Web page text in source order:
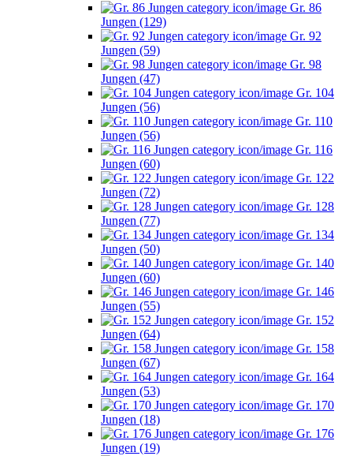
Gr. 86
Jungen (129)
Gr. 92
Jungen (59)
Gr. 98
Jungen (47)
Gr. 104
Jungen (56)
Gr. 110
Jungen (56)
Gr. 116
Jungen (60)
Gr. 122
Jungen (72)
Gr. 128
Jungen (77)
Gr. 134
Jungen (50)
Gr. 140
Jungen (60)
Gr. 146
Jungen (55)
Gr. 152
Jungen (64)
Gr. 158
Jungen (67)
Gr. 164
Jungen (53)
Gr. 170
Jungen (18)
Gr. 176
Jungen (19)